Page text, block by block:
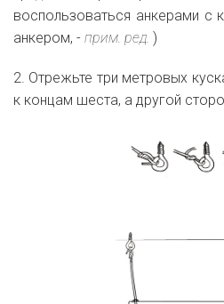
воспользоваться анкерами с
анкером, - прим. ред. )
2. Отрежьте три метровых
к концам шеста, а другой